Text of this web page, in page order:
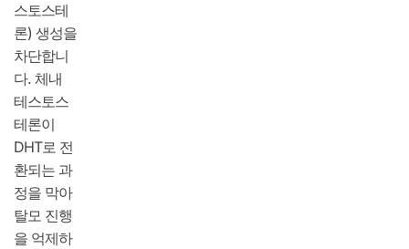
스토스테
론) 생성을
차단합니
다. 체내
테스토스
테론이
DHT로 전
환되는 과
정을 막아
탈모 진행
을 억제하